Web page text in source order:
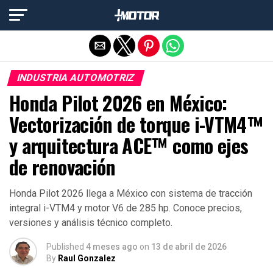
INDUSTRIA AUTOMOTRIZ
Honda Pilot 2026 en México:
Vectorización de torque i-VTM4™
y arquitectura ACE™ como ejes
de renovación
Honda Pilot 2026 llega a México con sistema de tracción
integral i-VTM4 y motor V6 de 285 hp. Conoce precios,
versiones y análisis técnico completo.
Published 4 meses ago on 13 de abril de 2026
By Raul Gonzalez
Salir de la versión móvil